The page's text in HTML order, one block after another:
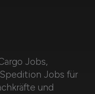
Jobs,
Jobs für
und